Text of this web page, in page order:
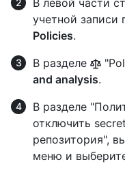
учетной записи
Policies.
В разделе
and analysis.
В разделе
отключить
репозитория",
меню и